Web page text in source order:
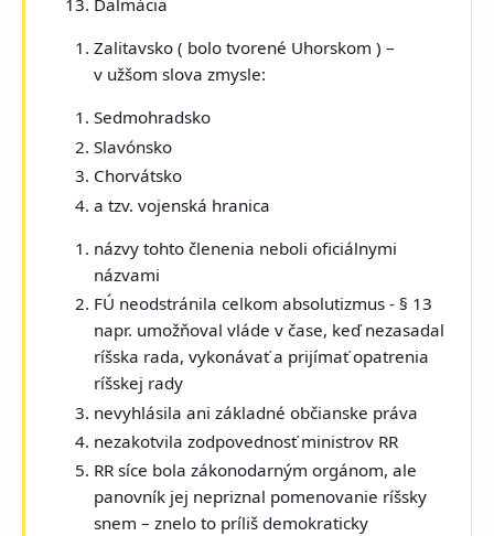
Dalmácia
Zalitavsko ( bolo tvorené Uhorskom ) –
v užšom slova zmysle:
Sedmohradsko
Slavónsko
Chorvátsko
a tzv. vojenská hranica
názvy tohto členenia neboli oficiálnymi
názvami
FÚ neodstránila celkom absolutizmus - § 13
napr. umožňoval vláde v čase, keď nezasadal
ríšska rada, vykonávať a prijímať opatrenia
ríšskej rady
nevyhlásila ani základné občianske práva
nezakotvila zodpovednosť ministrov RR
RR síce bola zákonodarným orgánom, ale
panovník jej nepriznal pomenovanie ríšsky
snem – znelo to príliš demokraticky